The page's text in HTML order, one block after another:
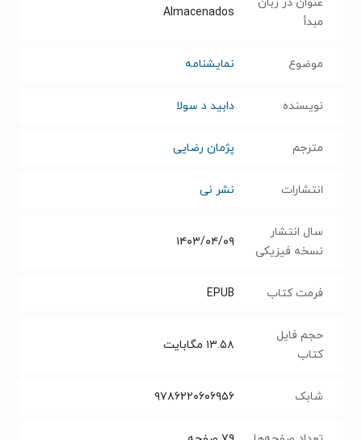
مبدأ
Almacenados
موضوع نمایشنامه
نویسنده دابید د سولا
مترجم پژمان رضایی
انتشارات نشر نی
سال انتشار
نسخه فیزیکی
۱۴۰۳/۰۴/۰۹
فرمت کتاب EPUB
حجم فایل
کتاب
۱۳.۵۸ مگابایت
شابک ۹۷۸۶۲۲۰۶۰۶۹۵۶